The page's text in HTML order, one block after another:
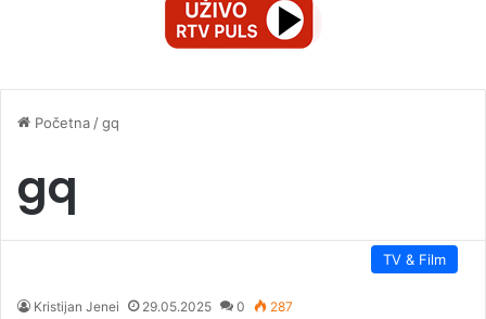
Početna /gq
gq
TV & Film
Kristijan Jenei 29.05.2025 0 287